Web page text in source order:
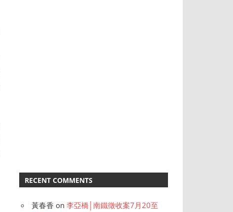
RECENT COMMENTS
黃春香 on李亞橋│南鐵徵收案7月20至